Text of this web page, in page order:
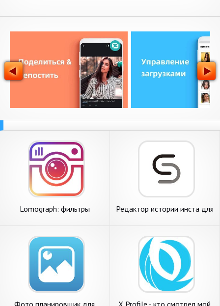
Lomograph: фильтры
Редактор истории инста для
Фото планировщик для
X Profile - кто смотрел мой